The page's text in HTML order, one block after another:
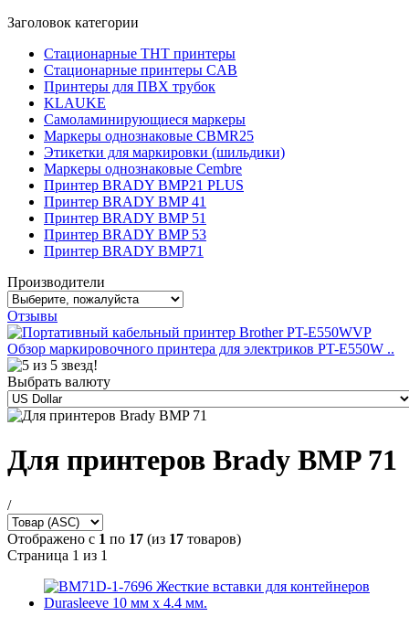
Заголовок категории
Стационарные THT принтеры
Стационарные принтеры CAB
Принтеры для ПВХ трубок
KLAUKE
Самоламинирующиеся маркеры
Маркеры однознаковые CBMR25
Этикетки для маркировки (шильдики)
Маркеры однознаковые Cembre
Принтер BRADY BMP21 PLUS
Принтер BRADY BMP 41
Принтер BRADY BMP 51
Принтер BRADY BMP 53
Принтер BRADY BMP71
Производители
Отзывы
Обзор маркировочного принтера для электриков PT-E550W ..
Выбрать валюту
Для принтеров Brady BMP 71
/
Отображено с 1 по 17 (из 17 товаров)
Страница 1 из 1